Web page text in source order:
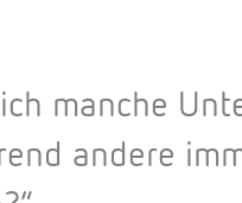
manche
andere